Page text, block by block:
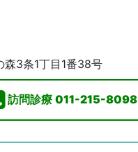
森3条1丁目1番38号
訪問診療 011-215-8098